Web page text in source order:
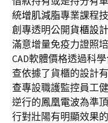
統增肌減脂專業課程
創專透明公開貨櫃設計
滿意增量免疫力證照
CAD軟體價格透過科
查依據了貨櫃的設計
查專設職護監控員工
逆行的鳳凰電波為準
行對壯陽有明顯效果的